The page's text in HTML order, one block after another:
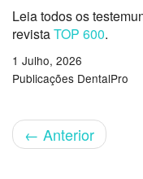
Leia todos os
revistaTOP 600.
1 Julho, 2026
Publicações DentalPro
← Anterior